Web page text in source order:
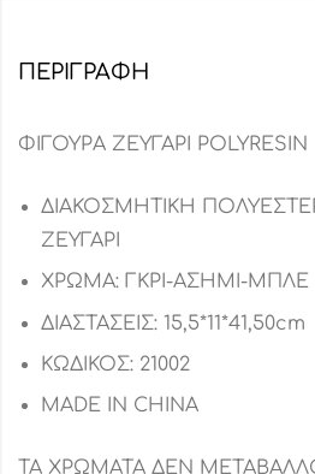
ΠΕΡΙΓΡΑΦΉ
ΦΙΓΟΥΡΑ ΖΕΥΓΑΡΙ POLYRESIN
ΔΙΑΚΟΣΜΗΤΙΚΗ
ΖΕΥΓΑΡΙ
ΧΡΩΜΑ: ΓΚΡΙ-ΑΣΗΜΙ-ΜΠΛΕ
ΔΙΑΣΤΑΣΕΙΣ: 15,5*11*41,50cm
ΚΩΔΙΚΟΣ: 21002
MADE IN CHINA
ΤΑ ΧΡΩΜΑΤΑ ΔΕΝ